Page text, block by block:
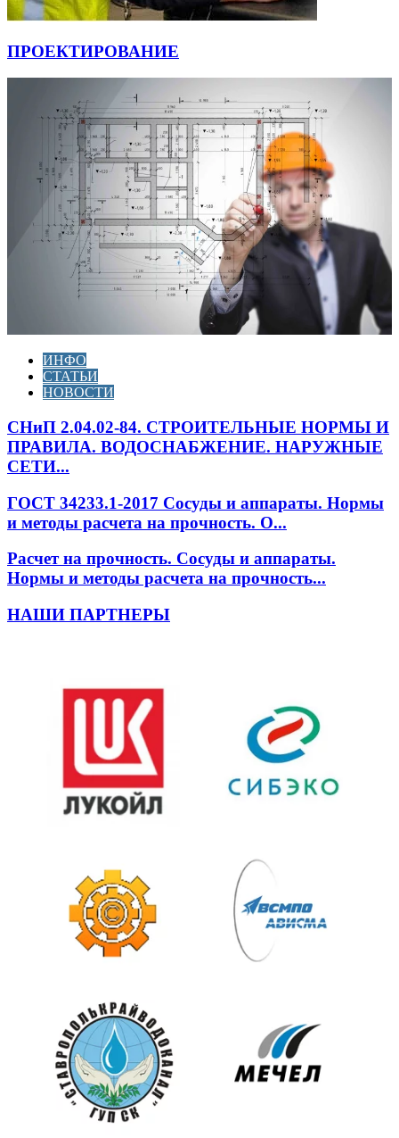
ПРОЕКТИРОВАНИЕ
ИНФО
СТАТЬИ
НОВОСТИ
СНиП 2.04.02-84. СТРОИТЕЛЬНЫЕ НОРМЫ И
ПРАВИЛА. ВОДОСНАБЖЕНИЕ. НАРУЖНЫЕ
СЕТИ...
ГОСТ 34233.1-2017 Сосуды и аппараты. Нормы
и методы расчета на прочность. О...
Расчет на прочность. Сосуды и аппараты.
Нормы и методы расчета на прочность...
НАШИ ПАРТНЕРЫ